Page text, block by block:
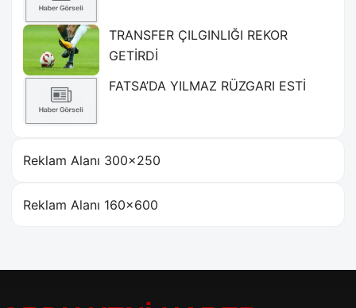
TRANSFER ÇILGINLIĞI REKOR
GETİRDİ
FATSA’DA YILMAZ RÜZGARI ESTİ
Reklam Alanı 300×250
Reklam Alanı 160×600